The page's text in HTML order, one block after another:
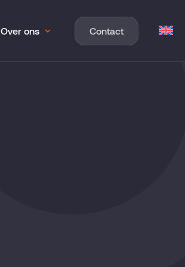
Over ons Contact